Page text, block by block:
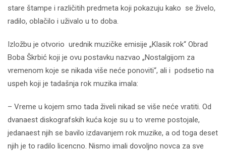
stare štampe i različitih predmeta koji pokazuju kako se živelo,
radilo, oblačilo i uživalo u to doba.
Izložbu je otvorio urednik muzičke emisije „Klasik rok“ Obrad
Boba Škrbić koji je ovu postavku nazvao „Nostalgijom za
vremenom koje se nikada više neće ponoviti“, ali i podsetio na
uspeh koji je tadašnja rok muzika imala:
– Vreme u kojem smo tada živeli nikad se više neće vratiti. Od
dvanaest diskografskih kuća koje su u to vreme postojale,
jedanaest njih se bavilo izdavanjem rok muzike, a od toga deset
njih je to radilo licencno. Nismo imali dovoljno novca za sve